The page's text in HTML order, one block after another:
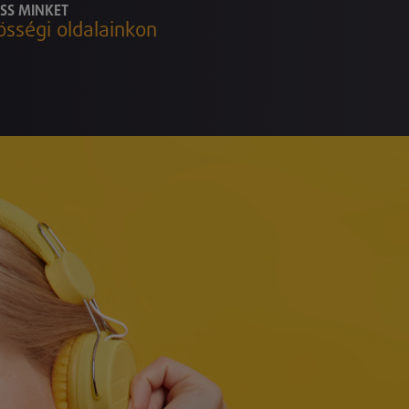
MINKET
oldalainkon